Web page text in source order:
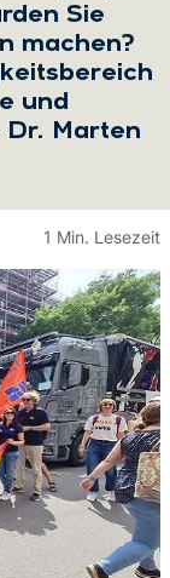
Sie
machen?
und
Marten
1 Min. Lesezeit